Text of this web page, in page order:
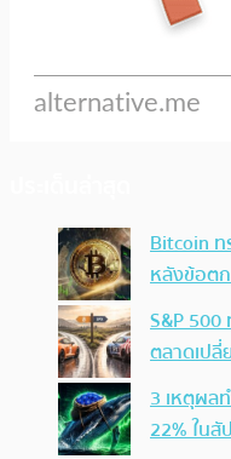
Bitcoin ท
หลังข้อต
S&P
ตลาดเป
3 เหตุผล
22% ในสั